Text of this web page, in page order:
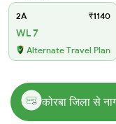
2A ₹1140
WL 7
Alternate Travel Plan
कोरबा जिला से